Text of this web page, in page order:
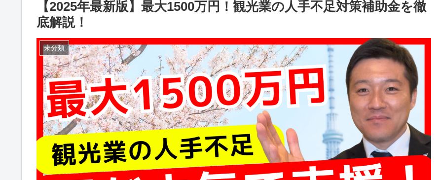
【2025年最新版】最大1500万円！観光業の人手不足対策補助金を徹
底解説！
未分類